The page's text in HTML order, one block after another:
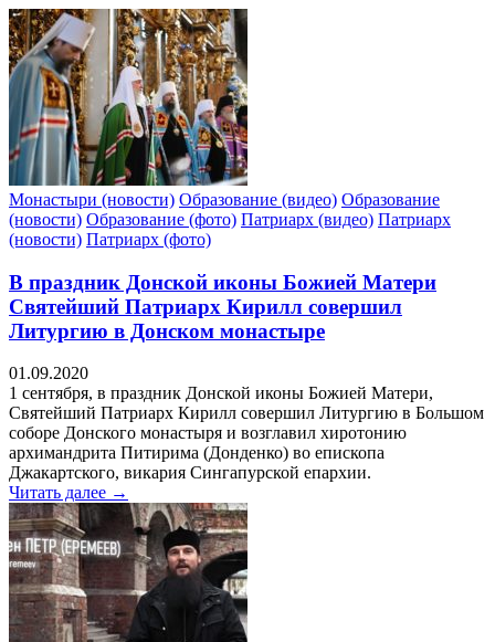
Монастыри (новости) Образование (видео) Образование
(новости) Образование (фото) Патриарх (видео) Патриарх
(новости) Патриарх (фото)
В праздник Донской иконы Божией Матери
Святейший Патриарх Кирилл совершил
Литургию в Донском монастыре
01.09.2020
1 сентября, в праздник Донской иконы Божией Матери,
Святейший Патриарх Кирилл совершил Литургию в Большом
соборе Донского монастыря и возглавил хиротонию
архимандрита Питирима (Донденко) во епископа
Джакартского, викария Сингапурской епархии.
Читать далее →